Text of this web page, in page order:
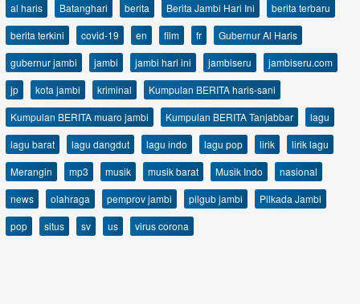
al haris Batanghari berita Berita Jambi Hari Ini
berita terbaru
berita terkini
covid-19 en film fr
Gubernur Al Haris
gubernur jambi
jambi jambi hari ini jambiseru
jambiseru.com
jp
kota jambi kriminal
Kumpulan BERITA haris-sani
Kumpulan BERITA muaro jambi
Kumpulan BERITA Tanjabbar
lagu
lagu barat
lagu dangdut lagu indo lagu pop lirik
lirik lagu
Merangin
mp3 musik musik barat Musik Indo
nasional
news
olahraga pemprov jambi pilgub jambi
Pilkada Jambi
pop
situs sv us virus corona